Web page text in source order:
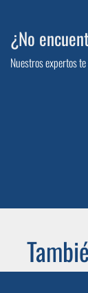
¿No
Nuestros expertos